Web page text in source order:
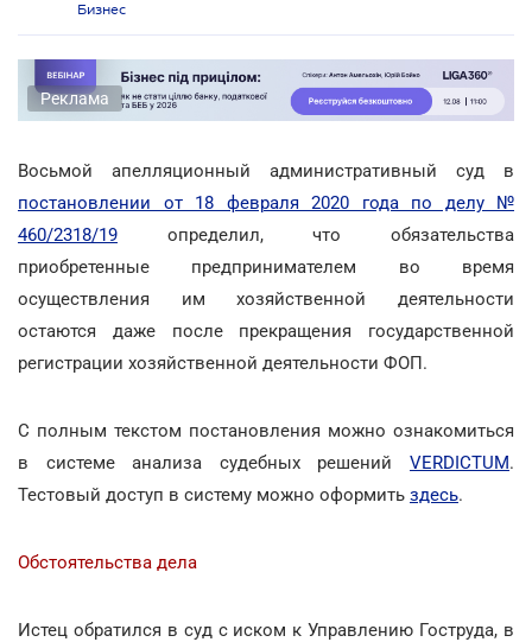
Бизнес
Реклама
Восьмой апелляционный административный суд в
постановлении от 18 февраля 2020 года по делу №
460/2318/19 определил, что обязательства
приобретенные предпринимателем во время
осуществления им хозяйственной деятельности
остаются даже после прекращения государственной
регистрации хозяйственной деятельности ФОП.
С полным текстом постановления можно ознакомиться
в системе анализа судебных решений VERDICTUM.
Тестовый доступ в систему можно оформить здесь.
Обстоятельства дела
Истец обратился в суд с иском к Управлению Гоструда, в